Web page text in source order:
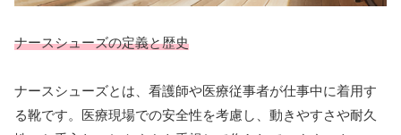
ナースシューズの定義と歴史
ナースシューズとは、看護師や医療従事者が仕事中に着用す
る靴です。医療現場での安全性を考慮し、動きやすさや耐久